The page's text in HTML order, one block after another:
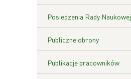
Posiedzenia Rady Naukowej
Publiczne obrony
Publikacje pracowników